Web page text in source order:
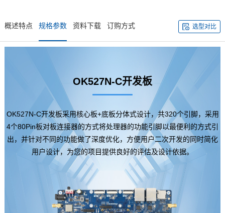
概述特点 规格参数 资料下载 订购方式 选型对比
OK527N-C开发板
OK527N-C开发板采用核心板+底板分体式设计，共320个引脚，采用
4个80Pin板对板连接器的方式将处理器的功能引脚以最便利的方式引
出，并针对不同的功能做了深度优化，方便用户二次开发的同时简化
用户设计，为您的项目提供良好的评估及设计依据。